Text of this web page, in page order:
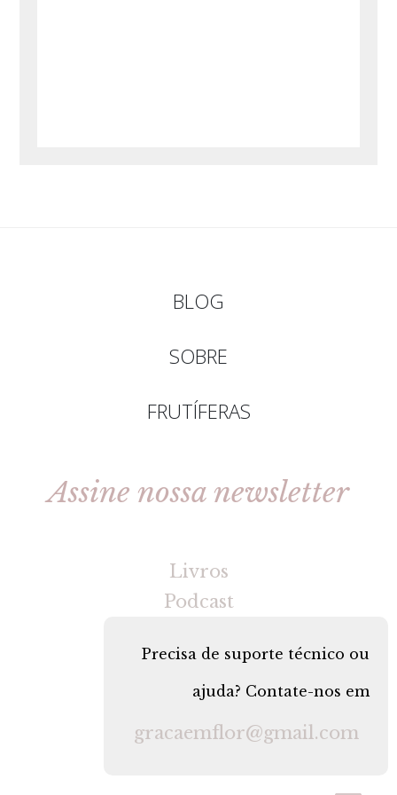
BLOG
SOBRE
FRUTÍFERAS
Assine nossa newsletter
Livros
Podcast
Precisa de suporte técnico ou
ajuda? Contate-nos em
gracaemflor@gmail.com